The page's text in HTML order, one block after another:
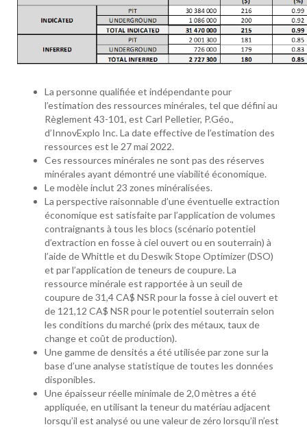
La personne qualifiée et indépendante pour
l’estimation des ressources minérales, tel que défini au
Règlement 43-101, est Carl Pelletier, P.Géo.,
d’InnovExplo Inc. La date effective de l’estimation des
ressources est le 27 mai 2022.
Ces ressources minérales ne sont pas des réserves
minérales ayant démontré une viabilité économique.
Le modèle inclut 23 zones minéralisées.
La perspective raisonnable d’une éventuelle extraction
économique est satisfaite par l’application de volumes
contraignants à tous les blocs (scénario potentiel
d’extraction en fosse à ciel ouvert ou en souterrain) à
l’aide de Whittle et du Deswik Stope Optimizer (DSO)
et par l’application de teneurs de coupure. La
ressource minérale est rapportée à un seuil de
coupure de 31,4 CA$ NSR pour la fosse à ciel ouvert et
de 121,12 CA$ NSR pour le potentiel souterrain selon
les conditions du marché (prix des métaux, taux de
change et coût de production).
Une gamme de densités a été utilisée par zone sur la
base d’une analyse statistique de toutes les données
disponibles.
Une épaisseur réelle minimale de 2,0 mètres a été
appliquée, en utilisant la teneur du matériau adjacent
lorsqu’il est analysé ou une valeur de zéro lorsqu’il n’est